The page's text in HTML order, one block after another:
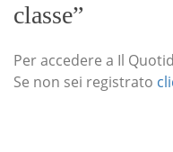
classe”
Per accedere a Il
Se non sei registrato